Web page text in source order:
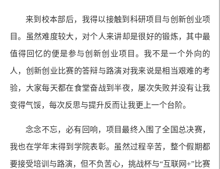
来到校本部后，我得以接触到科研项目与创新创业项
目。虽然难度较大，对个人来讲却是很好的锻炼，其中最
值得回忆的便是参与创新创业项目。我不是一个外向的
人，创新创业比赛的答辩与路演对我来说是相当艰难的考
验，大家每天都在食堂奋战到半夜，屡次失败并没有让我
变得气馁，每次反思与提升反而让我更上一个台阶。
念念不忘，必有回响，项目最终入围了全国总决赛，
我也在学年末得到学院表彰。虽然过程辛苦，整个假期都
要接受培训与路演，但不负苦心，挑战杯与“互联网+”比赛